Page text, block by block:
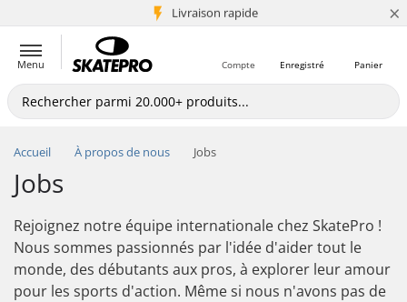
Livraison rapide
+5 mio de clients ×
Menu Panier
Enregistré
Compte
Accueil À propos de nous Jobs
Jobs
Rejoignez notre équipe internationale chez SkatePro !
Nous sommes passionnés par l'idée d'aider tout le
monde, des débutants aux pros, à explorer leur amour
pour les sports d'action. Même si nous n'avons pas de